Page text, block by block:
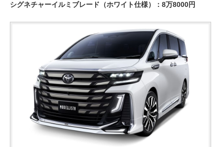
シグネチャーイルミブレード（ホワイト仕様）：8万8000円